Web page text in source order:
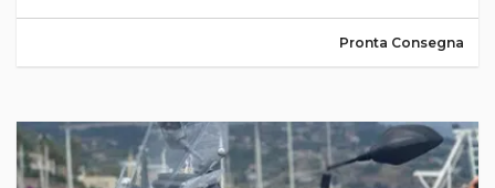
Pronta Consegna